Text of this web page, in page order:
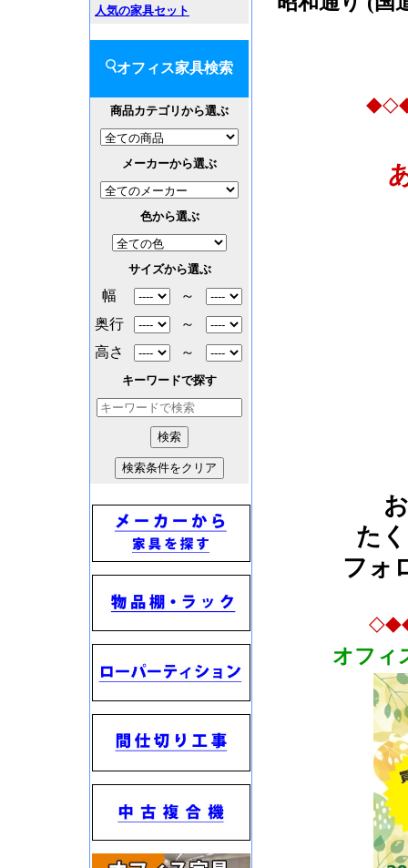
た
フォ
オフィ
人気の家具セット
オフィス家具検索
商品カテゴリから選ぶ
メーカーから選ぶ
色から選ぶ
サイズから選ぶ
幅
～
奥行
～
高さ
～
キーワードで探す